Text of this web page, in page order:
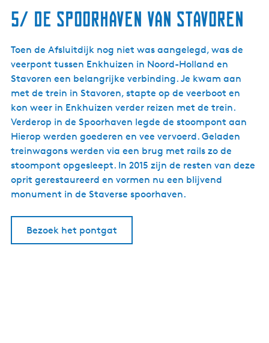
5/ De spoorhaven van Stavoren
Toen de Afsluitdijk nog niet was aangelegd, was de
veerpont tussen Enkhuizen in Noord-Holland en
Stavoren een belangrijke verbinding. Je kwam aan
met de trein in Stavoren, stapte op de veerboot en
kon weer in Enkhuizen verder reizen met de trein.
Verderop in de Spoorhaven legde de stoompont aan
Hierop werden goederen en vee vervoerd. Geladen
treinwagons werden via een brug met rails zo de
stoompont opgesleept. In 2015 zijn de resten van deze
oprit gerestaureerd en vormen nu een blijvend
monument in de Staverse spoorhaven.
Bezoek het pontgat